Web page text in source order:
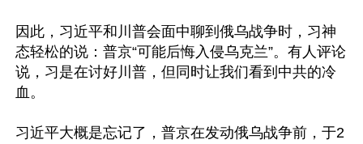
因此，习近平和川普会面中聊到俄乌战争时，习神
态轻松的说：普京“可能后悔入侵乌克兰”。有人评论
说，习是在讨好川普，但同时让我们看到中共的冷
血。
习近平大概是忘记了，普京在发动俄乌战争前，于2